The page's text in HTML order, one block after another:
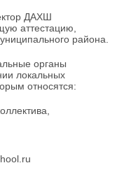
ДАХШ
аттестацию,
района.
органы
локальных
относятся: